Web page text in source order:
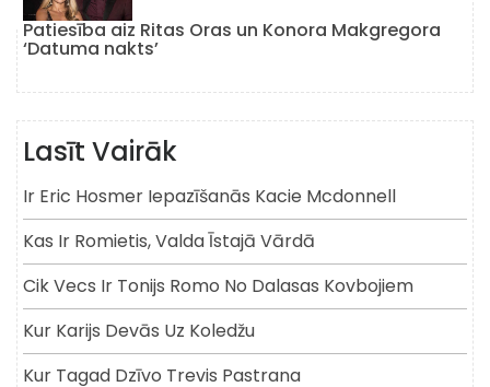
Patiesība aiz Ritas Oras un Konora Makgregora
‘Datuma nakts’
Lasīt Vairāk
Ir Eric Hosmer Iepazīšanās Kacie Mcdonnell
Kas Ir Romietis, Valda Īstajā Vārdā
Cik Vecs Ir Tonijs Romo No Dalasas Kovbojiem
Kur Karijs Devās Uz Koledžu
Kur Tagad Dzīvo Trevis Pastrana